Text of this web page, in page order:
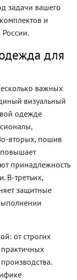
задачи вашего
и
для
важных
визуальный
одежде
вторых, пошив
принадлежность
В-третьих,
защитные
от строгих